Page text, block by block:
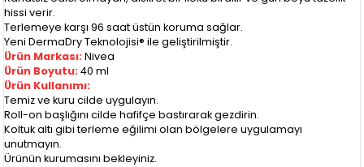
hissi verir.
Terlemeye karşı 96 saat üstün koruma sağlar.
Yeni DermaDry Teknolojisi® ile geliştirilmiştir.
Ürün Markası: Nivea
Ürün Boyutu:40 ml
Ürün Kullanımı:
Temiz ve kuru cilde uygulayın.
Roll-on başlığını cilde hafifçe bastırarak gezdirin.
Koltuk altı gibi terleme eğilimi olan bölgelere uygulamayı
unutmayın.
Ürünün kurumasını bekleyiniz.